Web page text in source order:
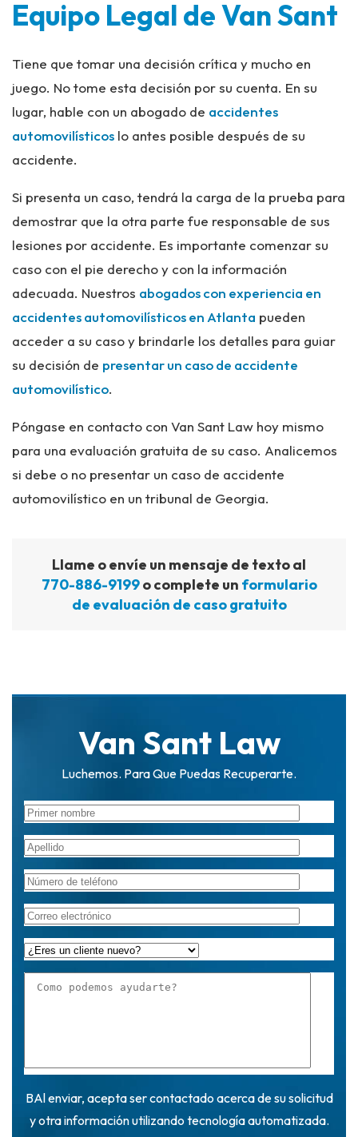
Equipo Legal de Van Sant
Tiene que tomar una decisión crítica y mucho en
juego. No tome esta decisión por su cuenta. En su
lugar, hable con un abogado de accidentes
automovilísticos lo antes posible después de su
accidente.
Si presenta un caso, tendrá la carga de la prueba para
demostrar que la otra parte fue responsable de sus
lesiones por accidente. Es importante comenzar su
caso con el pie derecho y con la información
adecuada. Nuestros abogados con experiencia en
accidentes automovilísticos en Atlanta pueden
acceder a su caso y brindarle los detalles para guiar
su decisión de presentar un caso de accidente
automovilístico.
Póngase en contacto con Van Sant Law hoy mismo
para una evaluación gratuita de su caso. Analicemos
si debe o no presentar un caso de accidente
automovilístico en un tribunal de Georgia.
Llame o envíe un mensaje de texto al
770-886-9199o complete un formulario
de evaluación de caso gratuito
Van Sant Law
Luchemos. Para Que Puedas Recuperarte.
BAl enviar, acepta ser contactado acerca de su solicitud
y otra información utilizando tecnología automatizada.